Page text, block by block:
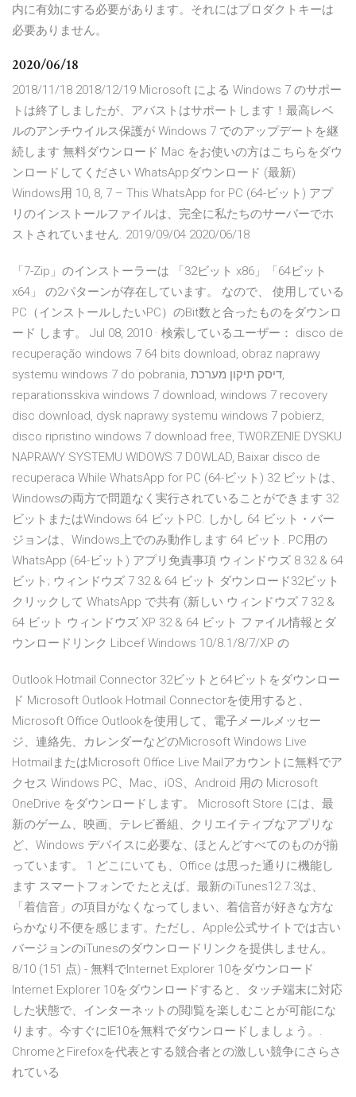
内に有効にする必要があります。それにはプロダクトキーは
必要ありません。
2020/06/18
2018/11/18 2018/12/19 Microsoft による Windows 7 のサポー
トは終了しましたが、アバストはサポートします！最高レベ
ルのアンチウイルス保護が Windows 7 でのアップデートを継
続します 無料ダウンロード Mac をお使いの方はこちらをダウ
ンロードしてください WhatsAppダウンロード (最新)
Windows用 10, 8, 7 – This WhatsApp for PC (64-ビット) アプ
リのインストールファイルは、完全に私たちのサーバーでホ
ストされていません. 2019/09/04 2020/06/18
「7-Zip」のインストーラーは 「32ビット x86」「64ビット
x64」 の2パターンが存在しています。 なので、 使用している
PC（インストールしたいPC）のBit数と合ったものをダウンロ
ード します。 Jul 08, 2010 · 検索しているユーザー： disco de
recuperação windows 7 64 bits download, obraz naprawy
systemu windows 7 do pobrania, דיסק תיקון מערכת,
reparationsskiva windows 7 download, windows 7 recovery
disc download, dysk naprawy systemu windows 7 pobierz,
disco ripristino windows 7 download free, TWORZENIE DYSKU
NAPRAWY SYSTEMU WIDOWS 7 DOWLAD, Baixar disco de
recuperaca While WhatsApp for PC (64-ビット) 32 ビットは、
Windowsの両方で問題なく実行されていることができます 32
ビットまたはWindows 64 ビットPC. しかし 64 ビット・バー
ジョンは、Windows上でのみ動作します 64 ビット. PC用の
WhatsApp (64-ビット) アプリ免責事項 ウィンドウズ 8 32 & 64
ビット; ウィンドウズ 7 32 & 64 ビット ダウンロード32ビット
クリックして WhatsApp で共有 (新しい ウィンドウズ 7 32 &
64 ビット ウィンドウズ XP 32 & 64 ビット ファイル情報とダ
ウンロードリンク Libcef Windows 10/8.1/8/7/XP の
Outlook Hotmail Connector 32ビットと64ビットをダウンロー
ド Microsoft Outlook Hotmail Connectorを使用すると、
Microsoft Office Outlookを使用して、電子メールメッセー
ジ、連絡先、カレンダーなどのMicrosoft Windows Live
HotmailまたはMicrosoft Office Live Mailアカウントに無料でア
クセス Windows PC、Mac、iOS、Android 用の Microsoft
OneDrive をダウンロードします。 Microsoft Store には、最
新のゲーム、映画、テレビ番組、クリエイティブなアプリな
ど、Windows デバイスに必要な、ほとんどすべてのものが揃
っています。 1 どこにいても、Office は思った通りに機能し
ます スマートフォンで たとえば、最新のiTunes12.7.3は、
「着信音」の項目がなくなってしまい、着信音が好きな方な
らかなり不便を感じます。ただし、Apple公式サイトでは古い
バージョンのiTunesのダウンロードリンクを提供しません。
8/10 (151 点) - 無料でInternet Explorer 10をダウンロード
Internet Explorer 10をダウンロードすると、タッチ端末に対応
した状態で、インターネットの閲I覧を楽しむことが可能にな
ります。今すぐにIE10を無料でダウンロードしましょう。.
ChromeとFirefoxを代表とする競合者との激しい競争にさらさ
れている